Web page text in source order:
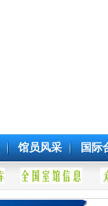
馆员风采 国际